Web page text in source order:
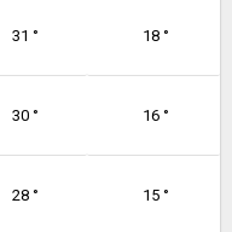
31 ° 18 °
30 ° 16 °
28 ° 15 °